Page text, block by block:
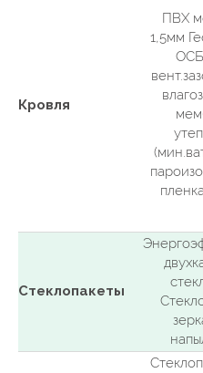
Кровля
ПВХ
1,5мм
Стеклопакеты